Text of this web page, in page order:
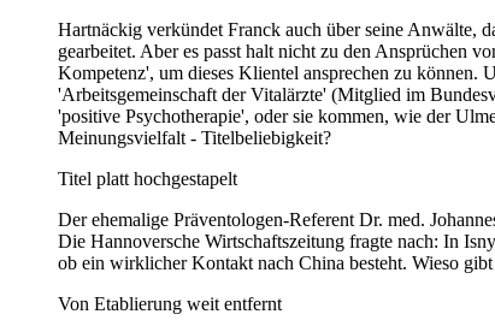
Hartnäckig verkündet Franck auch über seine Anwälte,
gearbeitet. Aber es passt halt nicht zu den Ansprüchen
Kompetenz', um dieses Klientel ansprechen zu können.
'Arbeitsgemeinschaft der Vitalärzte' (Mitglied im
'positive Psychotherapie', oder sie kommen, wie der
Meinungsvielfalt - Titelbeliebigkeit?
Titel platt hochgestapelt
Der ehemalige Präventologen-Referent Dr. med.
Die Hannoversche Wirtschaftszeitung fragte nach: In
ob ein wirklicher Kontakt nach China besteht. Wieso
Von Etablierung weit entfernt